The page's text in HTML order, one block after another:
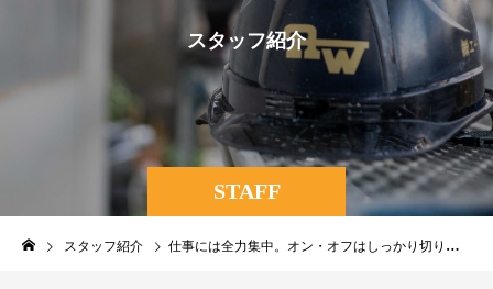
STAFF
スタッ フ紹介
スタッフ紹介 仕事には全力集中。オン・オフはしっかり切り替え